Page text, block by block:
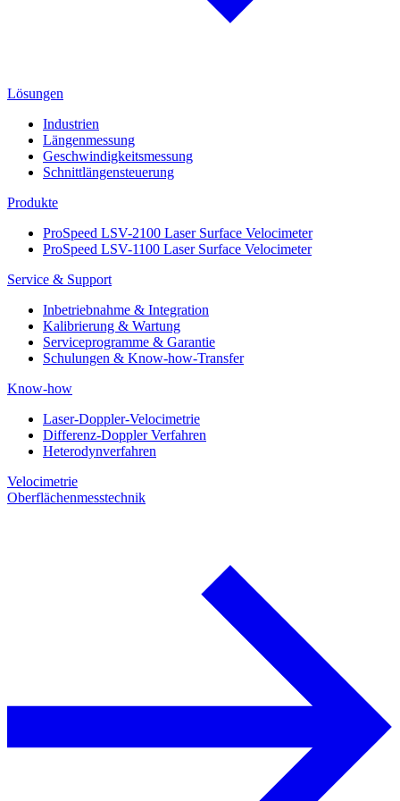
Lösungen
Industrien
Längenmessung
Geschwindigkeitsmessung
Schnittlängensteuerung
Produkte
ProSpeed LSV-2100 Laser Surface Velocimeter
ProSpeed LSV-1100 Laser Surface Velocimeter
Service & Support
Inbetriebnahme & Integration
Kalibrierung & Wartung
Serviceprogramme & Garantie
Schulungen & Know-how-Transfer
Know-how
Laser-Doppler-Velocimetrie
Differenz-Doppler Verfahren
Heterodynverfahren
Velocimetrie
Oberflächenmesstechnik